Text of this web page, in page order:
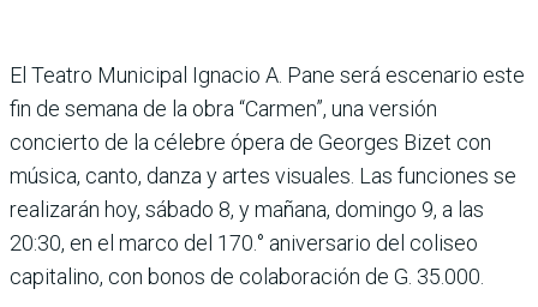
El Teatro Municipal Ignacio A. Pane será escenario este
fin de semana de la obra “Carmen”, una versión
concierto de la célebre ópera de Georges Bizet con
música, canto, danza y artes visuales. Las funciones se
realizarán hoy, sábado 8, y mañana, domingo 9, a las
20:30, en el marco del 170.° aniversario del coliseo
capitalino, con bonos de colaboración de G. 35.000.